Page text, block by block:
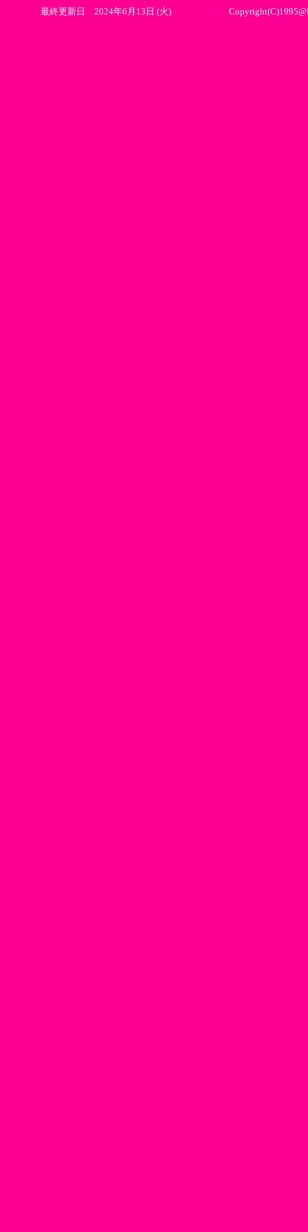
最終更新日 2024年6月13日 (火)